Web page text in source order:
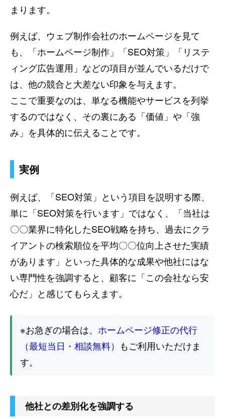
まります。
例えば、ウェブ制作会社のホームページを見て
も、「ホームページ制作」「SEO対策」「リステ
ィング広告運用」などの項目が並んでいるだけで
は、他の競合と大差ない印象を与えます。
ここで重要なのは、単なる機能やサービスを列挙
するのではなく、その裏にある「価値」や「強
み」を具体的に伝えることです。
実例
例えば、「SEO対策」という項目を説明する際、
単に「SEO対策を行います」ではなく、「当社は
〇〇業界に特化したSEO戦略を持ち、過去にクラ
イアントの検索順位を平均〇〇位向上させた実績
があります」といった具体的な成果や他社にはな
い専門性を強調すると、顧客に「この会社なら安
心だ」と感じてもらえます。
※お急ぎの場合は、 ホームページ修正の代行
（最短当日・相談無料） もご利用いただけま
す。
他社との差別化を強調する